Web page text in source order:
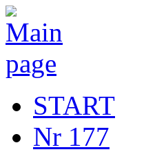
START
Nr 177